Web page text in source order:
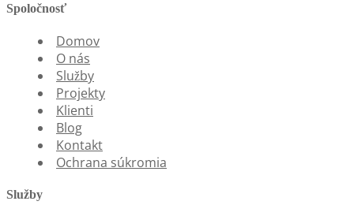
Spoločnosť
Domov
O nás
Služby
Projekty
Klienti
Blog
Kontakt
Ochrana súkromia
Služby